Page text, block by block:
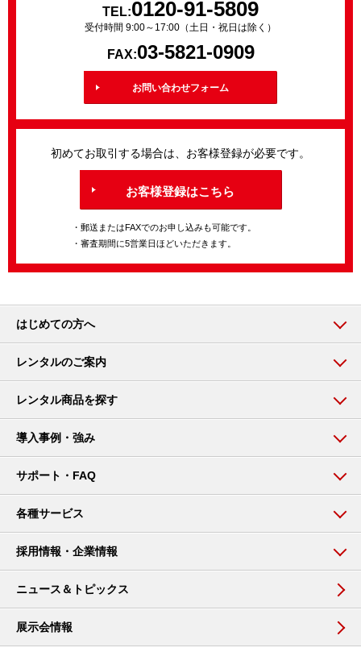
TEL:0120-91-5809
受付時間 9:00～17:00（土日・祝日は除く）
FAX:03-5821-0909
お問い合わせフォーム
初めてお取引する場合は、お客様登録が必要です。
お客様登録はこちら
・郵送またはFAXでのお申し込みも可能です。
・審査期間に5営業日ほどいただきます。
はじめての方へ
レンタルのご案内
レンタル商品を探す
導入事例・強み
サポート・FAQ
各種サービス
採用情報・企業情報
ニュース＆トピックス
展示会情報